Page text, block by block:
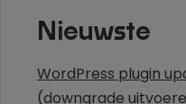
Nieuwste
WordPress plugin
(downgrade